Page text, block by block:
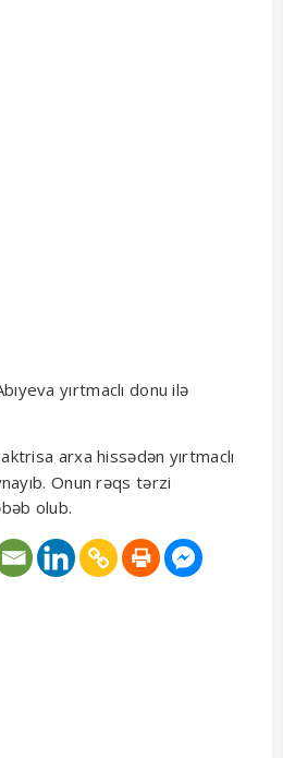
yırtmaclı donu ilə
arxa hissədən yırtmaclı
Onun rəqs tərzi
olub.